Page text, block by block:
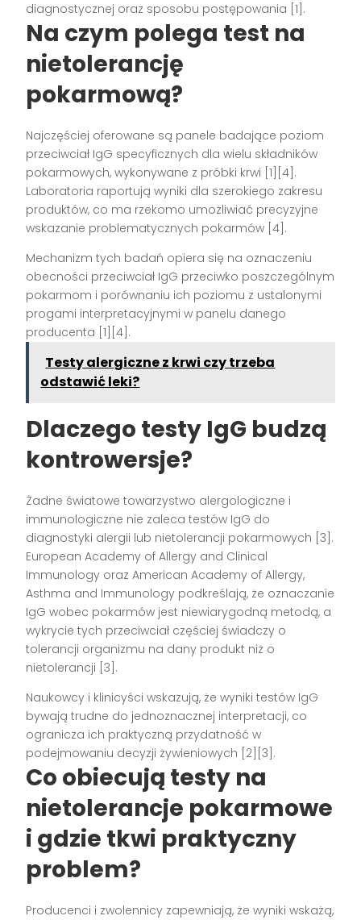
diagnostycznej oraz sposobu postępowania [1].
Na czym polega test na
nietolerancję
pokarmową?
Najczęściej oferowane są panele badające poziom
przeciwciał IgG specyficznych dla wielu składników
pokarmowych, wykonywane z próbki krwi [1][4].
Laboratoria raportują wyniki dla szerokiego zakresu
produktów, co ma rzekomo umożliwiać precyzyjne
wskazanie problematycznych pokarmów [4].
Mechanizm tych badań opiera się na oznaczeniu
obecności przeciwciał IgG przeciwko poszczególnym
pokarmom i porównaniu ich poziomu z ustalonymi
progami interpretacyjnymi w panelu danego
producenta [1][4].
Testy alergiczne z krwi czy trzeba
odstawić leki?
Dlaczego testy IgG budzą
kontrowersje?
Żadne światowe towarzystwo alergologiczne i
immunologiczne nie zaleca testów IgG do
diagnostyki alergii lub nietolerancji pokarmowych [3].
European Academy of Allergy and Clinical
Immunology oraz American Academy of Allergy,
Asthma and Immunology podkreślają, że oznaczanie
IgG wobec pokarmów jest niewiarygodną metodą, a
wykrycie tych przeciwciał częściej świadczy o
tolerancji organizmu na dany produkt niż o
nietolerancji [3].
Naukowcy i klinicyści wskazują, że wyniki testów IgG
bywają trudne do jednoznacznej interpretacji, co
ogranicza ich praktyczną przydatność w
podejmowaniu decyzji żywieniowych [2][3].
Co obiecują testy na
nietolerancje pokarmowe
i gdzie tkwi praktyczny
problem?
Producenci i zwolennicy zapewniają, że wyniki wskażą,